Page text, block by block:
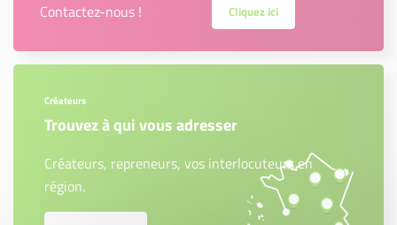
Contactez-nous ! Cliquez ici
Créateurs
Trouvez à qui vous adresser
Créateurs, repreneurs, vos interlocuteurs en
région.